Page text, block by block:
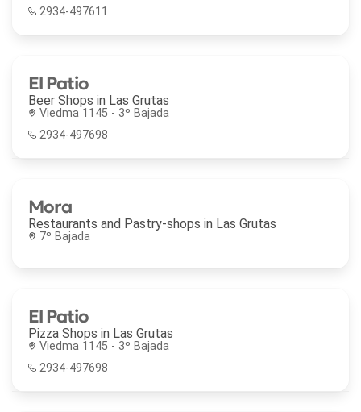
2934-497611
El Patio
Beer Shops in Las Grutas
Viedma 1145 - 3º Bajada
2934-497698
Mora
Restaurants and Pastry-shops in Las Grutas
7º Bajada
El Patio
Pizza Shops in Las Grutas
Viedma 1145 - 3º Bajada
2934-497698